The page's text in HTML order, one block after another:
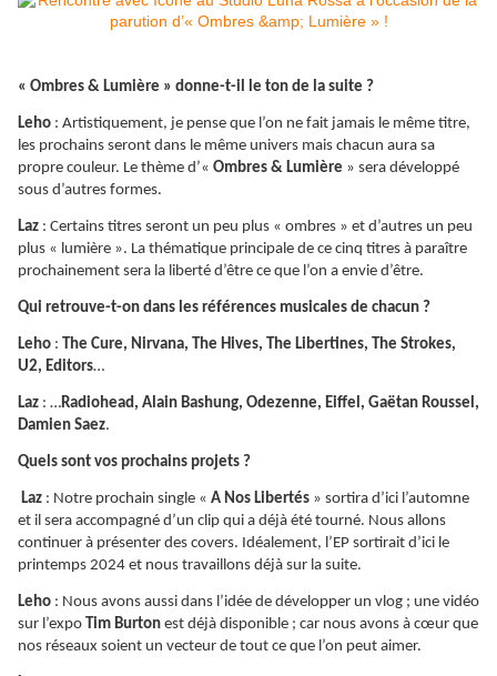
« Ombres & Lumière » donne-t-il le ton de la suite ?
Leho : Artistiquement, je pense que l’on ne fait jamais le même titre,
les prochains seront dans le même univers mais chacun aura sa
propre couleur. Le thème d’« Ombres & Lumière » sera développé
sous d’autres formes.
Laz : Certains titres seront un peu plus « ombres » et d’autres un peu
plus « lumière ». La thématique principale de ce cinq titres à paraître
prochainement sera la liberté d’être ce que l’on a envie d’être.
Qui retrouve-t-on dans les références musicales de chacun ?
Leho : The Cure, Nirvana, The Hives, The Libertines, The Strokes,
U2, Editors…
Laz : …Radiohead, Alain Bashung, Odezenne, Eiffel, Gaëtan Roussel,
Damien Saez.
Quels sont vos prochains projets ?
Laz : Notre prochain single « A Nos Libertés » sortira d’ici l’automne
et il sera accompagné d’un clip qui a déjà été tourné. Nous allons
continuer à présenter des covers. Idéalement, l’EP sortirait d’ici le
printemps 2024 et nous travaillons déjà sur la suite.
Leho : Nous avons aussi dans l’idée de développer un vlog ; une vidéo
sur l’expo Tim Burton est déjà disponible ; car nous avons à cœur que
nos réseaux soient un vecteur de tout ce que l’on peut aimer.